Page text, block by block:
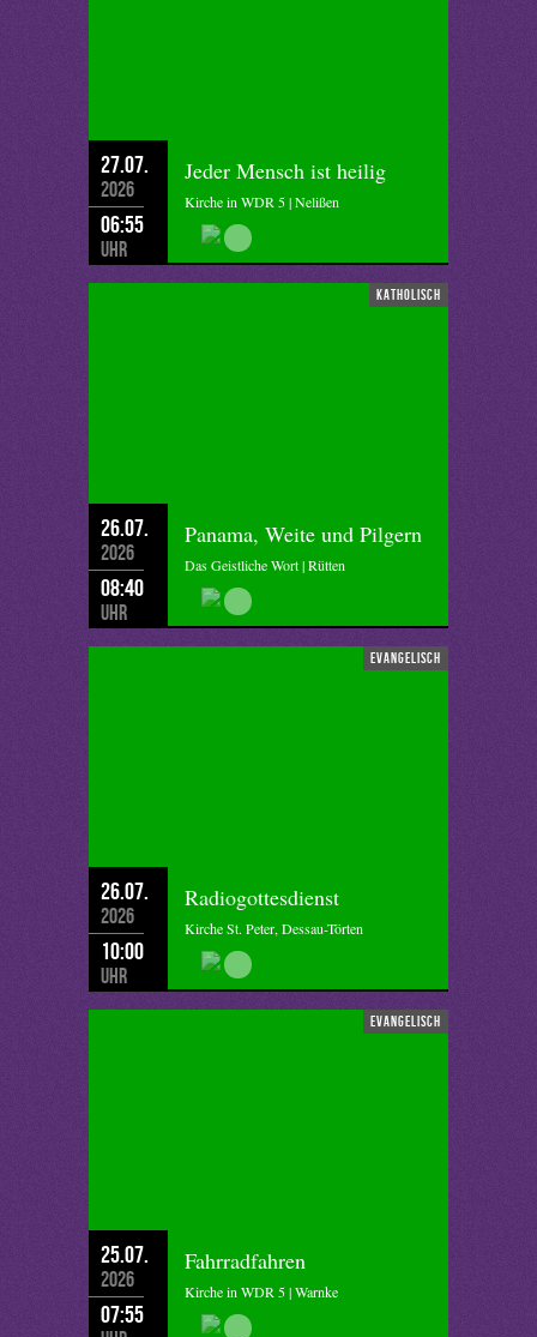
27.07.
2026
06:55
Uhr
Jeder Mensch ist heilig
Kirche in WDR 5 | Nelißen
katholisch
26.07.
2026
08:40
Uhr
Panama, Weite und Pilgern
Das Geistliche Wort | Rütten
evangelisch
26.07.
2026
10:00
Uhr
Radiogottesdienst
Kirche St. Peter, Dessau-Törten
evangelisch
25.07.
2026
07:55
Fahrradfahren
Kirche in WDR 5 | Warnke